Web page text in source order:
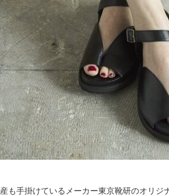
も手掛けているメーカー東京靴研のオリジ